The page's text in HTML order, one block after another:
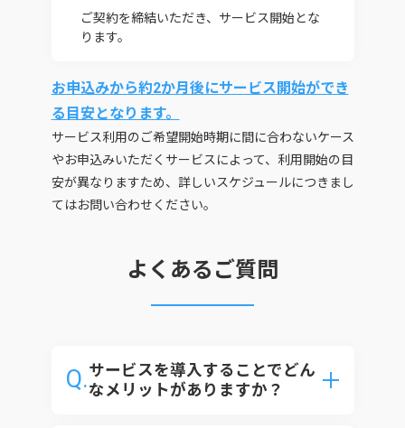
ご契約を締結いただき、サービス開始とな
ります。
お申込みから約2か月後にサービス開始ができ
る目安となります。
サービス利用のご希望開始時期に間に合わないケース
やお申込みいただくサービスによって、利用開始の目
安が異なりますため、詳しいスケジュールにつきまし
てはお問い合わせください。
よくあるご質問
Q.サービスを導入することでどん
なメリットがありますか？